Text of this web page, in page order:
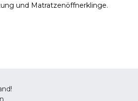
und Matratzenöffnerklinge.